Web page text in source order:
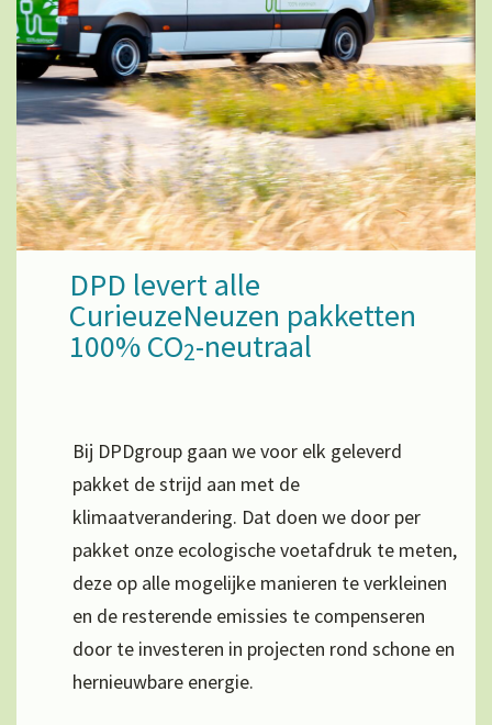
DPD levert alle
CurieuzeNeuzen pakketten
100% CO2-neutraal
Bij DPDgroup gaan we voor elk geleverd
pakket de strijd aan met de
klimaatverandering. Dat doen we door per
pakket onze ecologische voetafdruk te meten,
deze op alle mogelijke manieren te verkleinen
en de resterende emissies te compenseren
door te investeren in projecten rond schone en
hernieuwbare energie.